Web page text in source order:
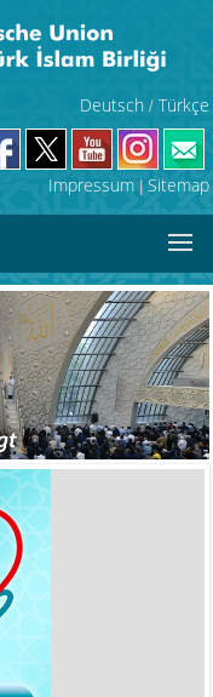
Deutsch / Türkçe
Impressum| Sitemap